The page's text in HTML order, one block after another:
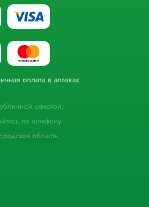
оплата в аптеках
офертой,
по телефону
область,